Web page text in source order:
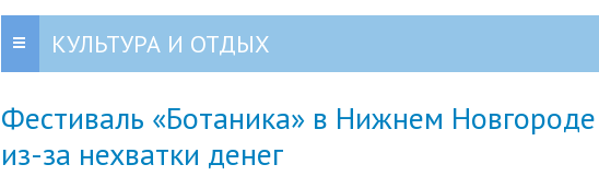
КУЛЬТУРА И ОТДЫХ
Фестиваль «Ботаника» в Нижнем
из-за нехватки денег